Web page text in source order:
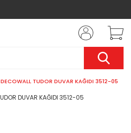
DECOWALL TUDOR DUVAR KAĞIDI 3512-05